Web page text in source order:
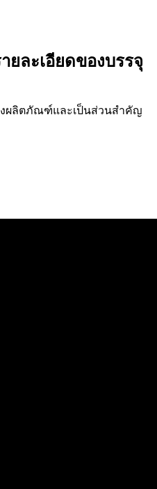
ละเอียดของบรรจุ
ผลิตภัณฑ์และเป็นส่วนสำคัญ